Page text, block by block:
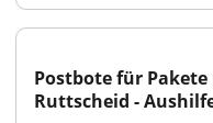
Postbote für
Ruttscheid -